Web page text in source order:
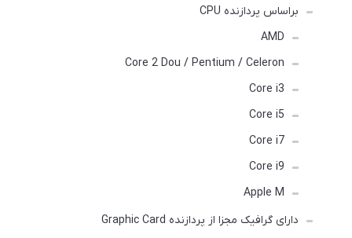
براساس پردازنده CPU
AMD
Core 2 Dou / Pentium / Celeron
Core i3
Core i5
Core i7
Core i9
Apple M
دارای گرافیک مجزا از پردازنده Graphic Card